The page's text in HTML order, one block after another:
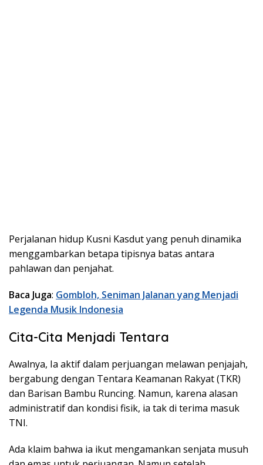
Perjalanan hidup Kusni Kasdut yang penuh dinamika
menggambarkan betapa tipisnya batas antara
pahlawan dan penjahat.
Baca Juga: Gombloh, Seniman Jalanan yang Menjadi
Legenda Musik Indonesia
Cita-Cita Menjadi Tentara
Awalnya, Ia aktif dalam perjuangan melawan penjajah,
bergabung dengan Tentara Keamanan Rakyat (TKR)
dan Barisan Bambu Runcing. Namun, karena alasan
administratif dan kondisi fisik, ia tak di terima masuk
TNI.
Ada klaim bahwa ia ikut mengamankan senjata musuh